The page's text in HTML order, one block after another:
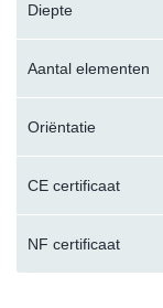
Diepte
Aantal elementen
Oriëntatie
CE certificaat
NF certificaat